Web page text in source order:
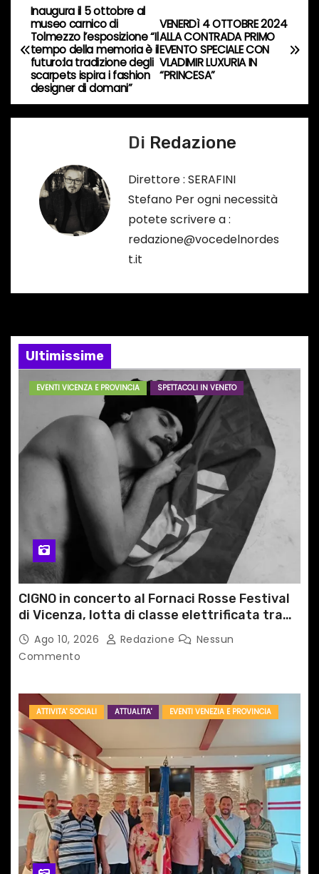
r
s
o
…
N
a
v
i
n
a
i
VENERDì 4 OTTOBRE 2024
ALLA CONTRADA PRIMO
EVENTO SPECIALE CON
VLADIMIR LUXURIA IN
“PRINCESA”
Inaugura il 5 ottobre al
museo carnico di
Tolmezzo l’esposizione “Il
tempo della memoria è il
futuro:la tradizione degli
scarpets ispira i fashion
designer di domani”
Di Redazione
Direttore : SERAFINI
Stefano Per ogni necessità
potete scrivere a :
redazione@vocedelnordes
t.it
Ultimissime
EVENTI VICENZA E PROVINCIA SPETTACOLI IN VENETO
CIGNO in concerto al Fornaci Rosse Festival
di Vicenza, lotta di classe elettrificata tra
sacro e profano
Ago 10, 2026 Redazione
Nessun
Commento
ATTIVITA' SOCIALI ATTUALITA' EVENTI VENEZIA E PROVINCIA